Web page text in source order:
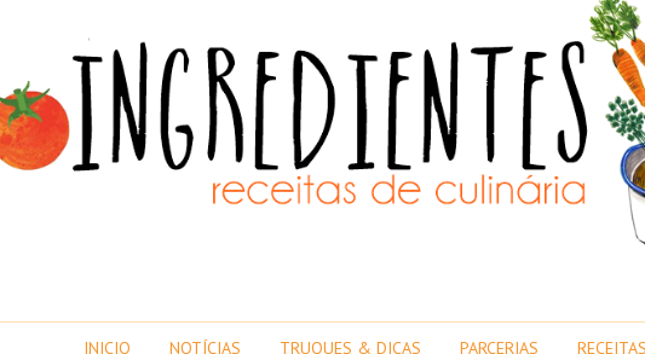
INICIO NOTÍCIAS TRUQUES & DICAS PARCERIAS